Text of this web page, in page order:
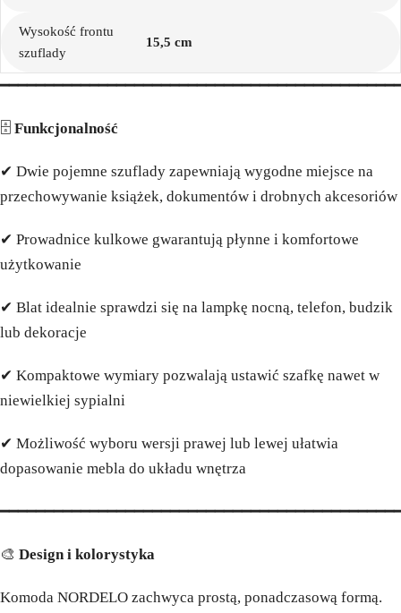
Wysokość frontu
szuflady
15,5 cm
🗄️ Funkcjonalność
✔ Dwie pojemne szuflady zapewniają wygodne miejsce na
przechowywanie książek, dokumentów i drobnych akcesoriów
✔ Prowadnice kulkowe gwarantują płynne i komfortowe
użytkowanie
✔ Blat idealnie sprawdzi się na lampkę nocną, telefon, budzik
lub dekoracje
✔ Kompaktowe wymiary pozwalają ustawić szafkę nawet w
niewielkiej sypialni
✔ Możliwość wyboru wersji prawej lub lewej ułatwia
dopasowanie mebla do układu wnętrza
🎨 Design i kolorystyka
Komoda NORDELO zachwyca prostą, ponadczasową formą.